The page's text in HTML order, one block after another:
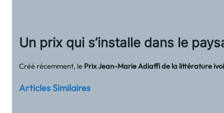
Un prix qui s’installe dans le
Créé récemment, le Prix Jean-Marie Adiaffi de la littérature
Articles Similaires